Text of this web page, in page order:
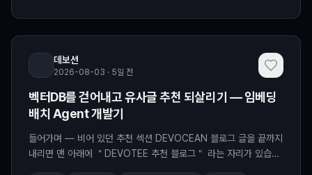
데보션
2026-08-03 · 5일 전
벡터DB를 걷어내고 유사글 추천 되살리기 — 임베딩
배치 Agent 개발기
들어가며 — 비어 있던 추천 섹션 DEVOCEAN 블로그 글을 끝까지
내리면 맨 아래에 ＂DEVOTEE 추천 블로그＂ 라는 자리가 있습니